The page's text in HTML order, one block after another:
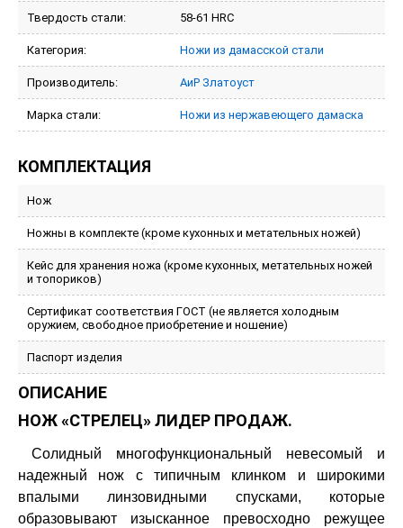
Твердость стали: 58-61 HRC
Категория: Ножи из дамасской стали
Производитель: АиР Златоуст
Марка стали: Ножи из нержавеющего дамаска
КОМПЛЕКТАЦИЯ
Нож
Ножны в комплекте (кроме кухонных и метательных ножей)
Кейс для хранения ножа (кроме кухонных, метательных ножей
и топориков)
Сертификат соответствия ГОСТ (не является холодным
оружием, свободное приобретение и ношение)
Паспорт изделия
ОПИСАНИЕ
НОЖ «СТРЕЛЕЦ» ЛИДЕР ПРОДАЖ.
Солидный многофункциональный невесомый и
надежный нож с типичным клинком и широкими
впалыми линзовидными спусками, которые
образовывают изысканное превосходно режущее